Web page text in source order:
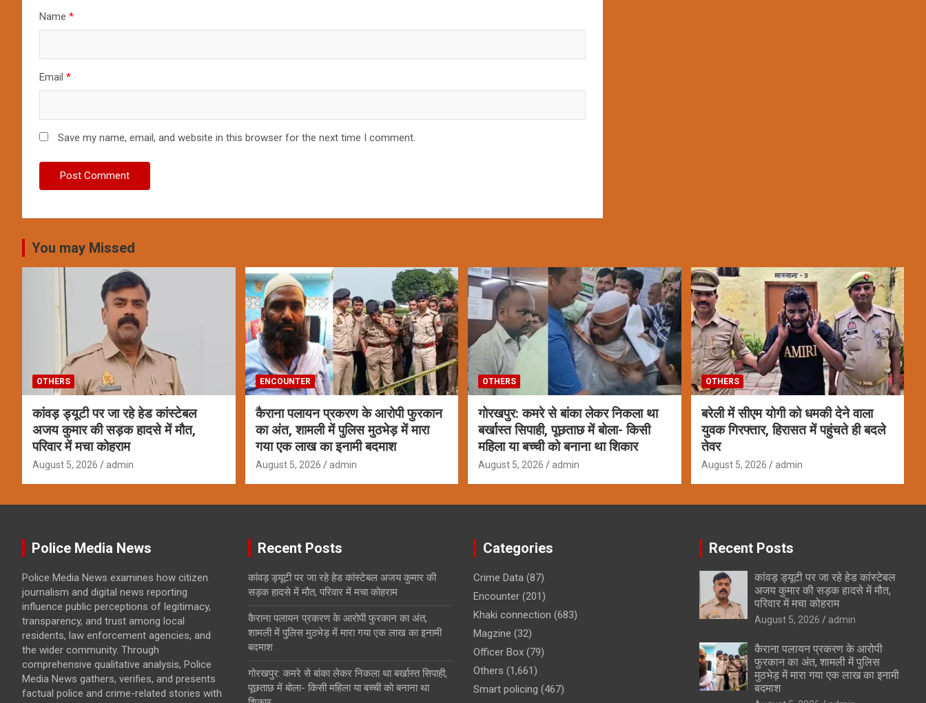
Name *
Email *
Save my name, email, and website in this browser for the next time I comment.
You may Missed
OTHERS
कांवड़ ड्यूटी पर जा रहे हेड कांस्टेबल
अजय कुमार की सड़क हादसे में मौत,
परिवार में मचा कोहराम
August 5, 2026 admin
ENCOUNTER
कैराना पलायन प्रकरण के आरोपी फुरकान
का अंत, शामली में पुलिस मुठभेड़ में मारा
गया एक लाख का इनामी बदमाश
August 5, 2026 admin
OTHERS
गोरखपुर: कमरे से बांका लेकर निकला था
बर्खास्त सिपाही, पूछताछ में बोला- किसी
महिला या बच्ची को बनाना था शिकार
August 5, 2026 admin
OTHERS
बरेली में सीएम योगी को धमकी देने वाला
युवक गिरफ्तार, हिरासत में पहुंचते ही बदले
तेवर
August 5, 2026 admin
Police Media News
Police Media News examines how citizen
journalism and digital news reporting
influence public perceptions of legitimacy,
transparency, and trust among local
residents, law enforcement agencies, and
the wider community. Through
comprehensive qualitative analysis, Police
Media News gathers, verifies, and presents
factual police and crime-related stories with
Recent Posts
कांवड़ ड्यूटी पर जा रहे हेड कांस्टेबल अजय कुमार की
सड़क हादसे में मौत, परिवार में मचा कोहराम
कैराना पलायन प्रकरण के आरोपी फुरकान का अंत,
शामली में पुलिस मुठभेड़ में मारा गया एक लाख का इनामी
बदमाश
गोरखपुर: कमरे से बांका लेकर निकला था बर्खास्त सिपाही,
पूछताछ में बोला- किसी महिला या बच्ची को बनाना था
Categories
Crime Data (87)
Encounter (201)
Khaki connection (683)
Magzine (32)
Officer Box (79)
Others (1,661)
Smart policing (467)
Recent Posts
कांवड़ ड्यूटी पर जा रहे हेड कांस्टेबल
अजय कुमार की सड़क हादसे में मौत,
परिवार में मचा कोहराम
August 5, 2026 admin
कैराना पलायन प्रकरण के आरोपी
फुरकान का अंत, शामली में पुलिस
मुठभेड़ में मारा गया एक लाख का इनामी
बदमाश